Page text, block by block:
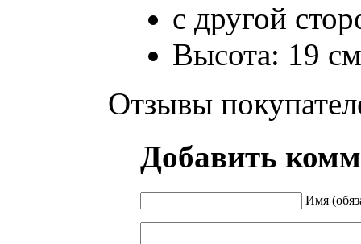
с другой
Высота: 19 см
Отзывы
Добавить
Имя